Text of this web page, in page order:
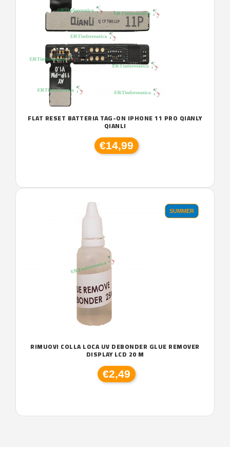
FLAT RESET BATTERIA TAG-ON IPHONE 11 PRO QIANLY
QIANLI
€14,99
SUMMER
RIMUOVI COLLA LOCA UV DEBONDER GLUE REMOVER
DISPLAY LCD 20 M
€2,49